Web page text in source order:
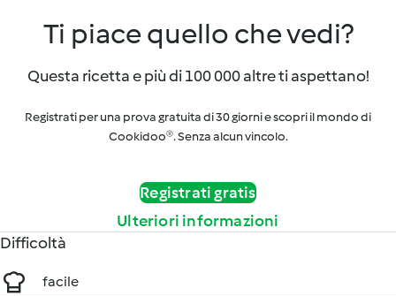
Ti piace quello che vedi?
Questa ricetta e più di 100 000 altre ti aspettano!
Registrati per una prova gratuita di 30 giorni e scopri il mondo di
Cookidoo®. Senza alcun vincolo.
Registrati gratis
Ulteriori informazioni
Difficoltà
facile